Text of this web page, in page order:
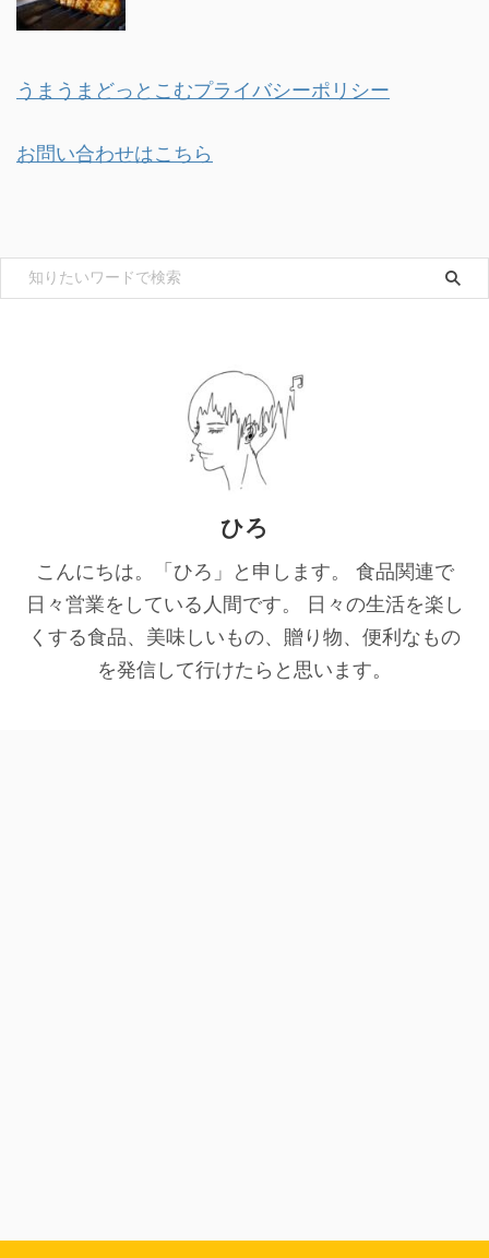
うまうまどっとこむプライバシーポリシー
お問い合わせはこちら
ひろ
こんにちは。「ひろ」と申します。 食品関連で
日々営業をしている人間です。 日々の生活を楽し
くする食品、美味しいもの、贈り物、便利なもの
を発信して行けたらと思います。